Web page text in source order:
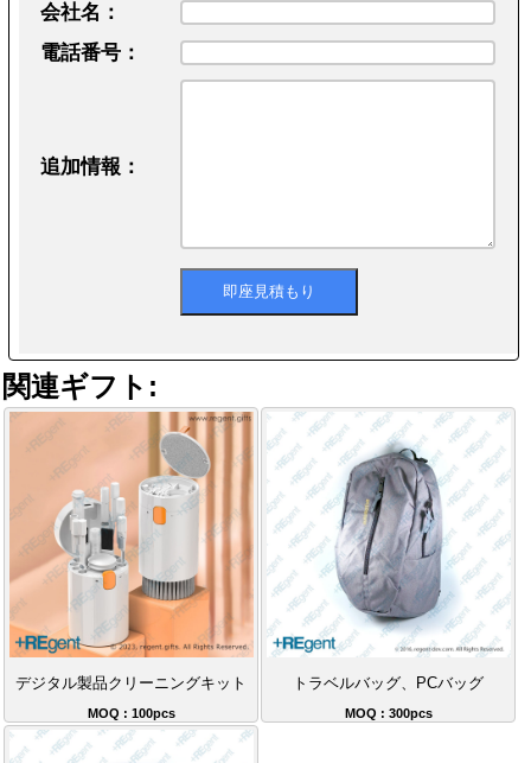
会社名：
電話番号：
追加情報：
関連ギフト:
デジタル製品クリーニングキット
MOQ : 100pcs
トラベルバッグ、PCバッグ
MOQ : 300pcs